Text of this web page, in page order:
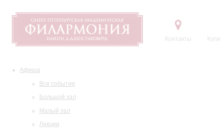
Контакты
Афиша
Все события
Большой зал
Малый зал
Лекции